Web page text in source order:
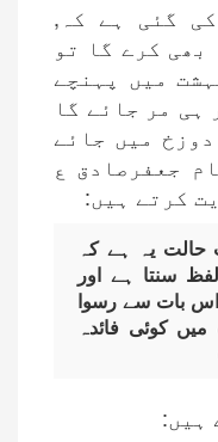
گئی ہے کہ,
بھی کرے گا تو
میں پہنچے
ہی مر جائے گا
میں جائے
جعفرصادق ع
کرتے ہیں:
یہ ہے کہ
سنتا ہے اور
بات سے رسوا
کوئی فائدہ
ہیں: